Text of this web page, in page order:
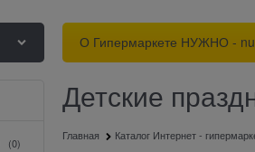
О Гипермаркете НУЖНО -
(0)
Детские
Главная Каталог Интернет -